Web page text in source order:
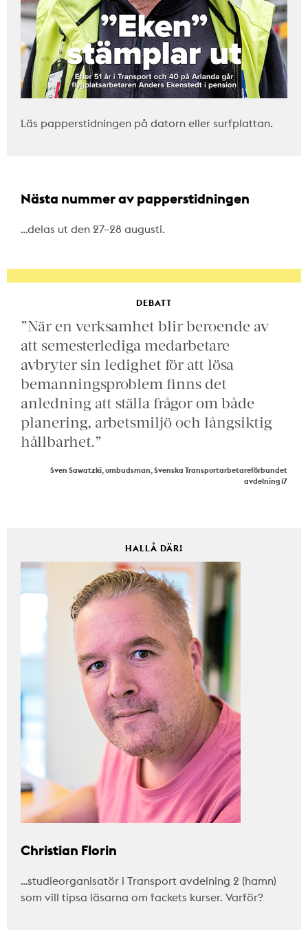
Läs papperstidningen på datorn eller surfplattan.
Nästa nummer av papperstidningen
…delas ut den 27–28 augusti.
DEBATT
”När en verksamhet blir beroende av
att semesterlediga medarbetare
avbryter sin ledighet för att lösa
bemanningsproblem finns det
anledning att ställa frågor om både
planering, arbetsmiljö och långsiktig
hållbarhet.”
Sven Sawatzki, ombudsman, Svenska Transportarbetareförbundet
avdelning 17
HALLÅ DÄR!
Christian Florin
…studieorganisatör i Transport avdelning 2 (hamn)
som vill tipsa läsarna om fackets kurser. Varför?